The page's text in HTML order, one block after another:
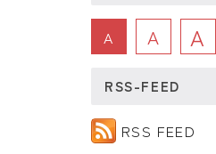
A A A
RSS-FEED
RSS FEED